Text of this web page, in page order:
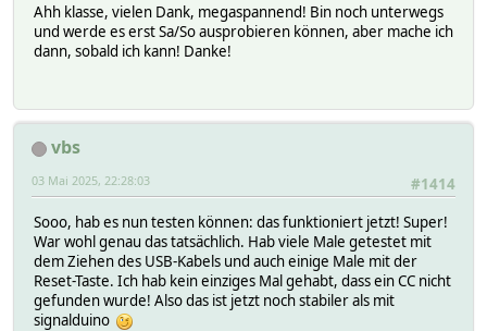
Ahh klasse, vielen Dank, megaspannend! Bin noch unterwegs
und werde es erst Sa/So ausprobieren können, aber mache ich
dann, sobald ich kann! Danke!
vbs
#1414
03 Mai 2025, 22:28:03
Sooo, hab es nun testen können: das funktioniert jetzt! Super!
War wohl genau das tatsächlich. Hab viele Male getestet mit
dem Ziehen des USB-Kabels und auch einige Male mit der
Reset-Taste. Ich hab kein einziges Mal gehabt, dass ein CC nicht
gefunden wurde! Also das ist jetzt noch stabiler als mit
signalduino